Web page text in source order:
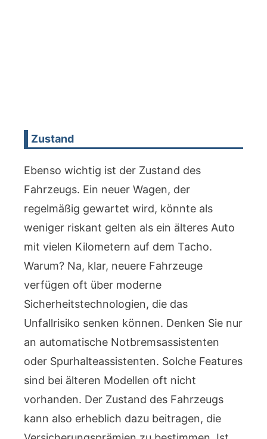
Zustand
Ebenso wichtig ist der Zustand des
Fahrzeugs. Ein neuer Wagen, der
regelmäßig gewartet wird, könnte als
weniger riskant gelten als ein älteres Auto
mit vielen Kilometern auf dem Tacho.
Warum? Na, klar, neuere Fahrzeuge
verfügen oft über moderne
Sicherheitstechnologien, die das
Unfallrisiko senken können. Denken Sie nur
an automatische Notbremsassistenten
oder Spurhalteassistenten. Solche Features
sind bei älteren Modellen oft nicht
vorhanden. Der Zustand des Fahrzeugs
kann also erheblich dazu beitragen, die